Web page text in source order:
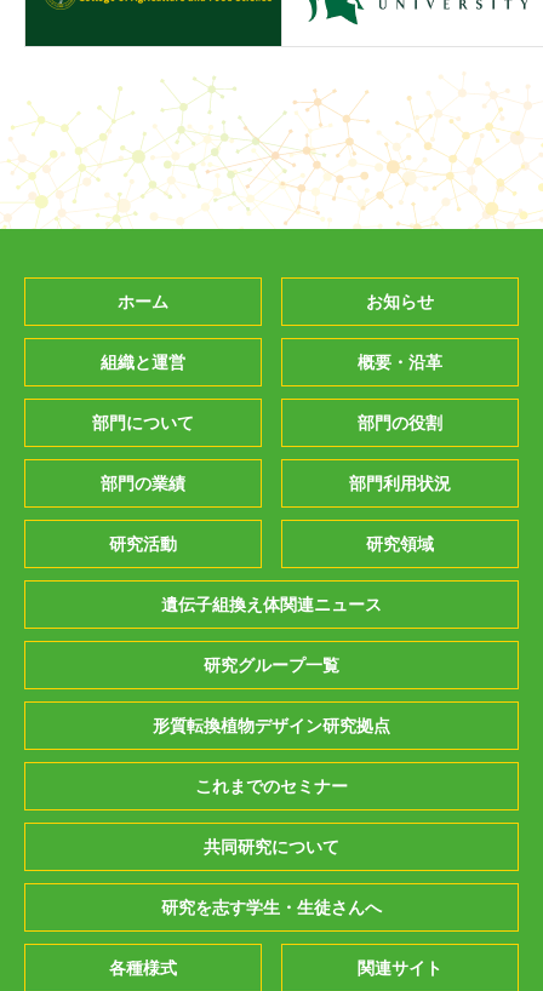
ホーム お知らせ
組織と運営 概要・沿革
部門について 部門の役割
部門の業績 部門利用状況
研究活動 研究領域
遺伝子組換え体関連ニュース
研究グループ一覧
形質転換植物デザイン研究拠点
これまでのセミナー
共同研究について
研究を志す学生・生徒さんへ
各種様式 関連サイト